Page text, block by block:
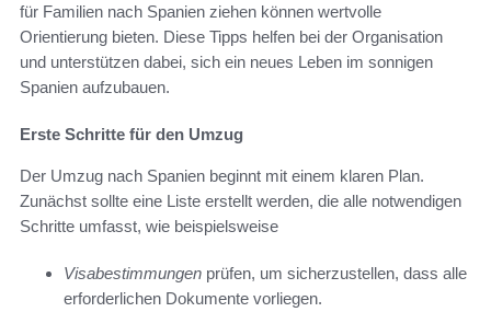
für Familien nach Spanien ziehen können wertvolle
Orientierung bieten. Diese Tipps helfen bei der Organisation
und unterstützen dabei, sich ein neues Leben im sonnigen
Spanien aufzubauen.
Erste Schritte für den Umzug
Der Umzug nach Spanien beginnt mit einem klaren Plan.
Zunächst sollte eine Liste erstellt werden, die alle notwendigen
Schritte umfasst, wie beispielsweise
Visabestimmungen prüfen, um sicherzustellen, dass alle
erforderlichen Dokumente vorliegen.